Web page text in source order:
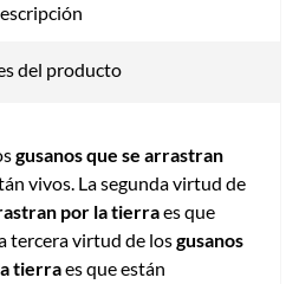
del producto
gusanos que se arrastran
vivos. La segunda virtud de
por la tierraes que
tercera virtud de losgusanos
tierraes que están